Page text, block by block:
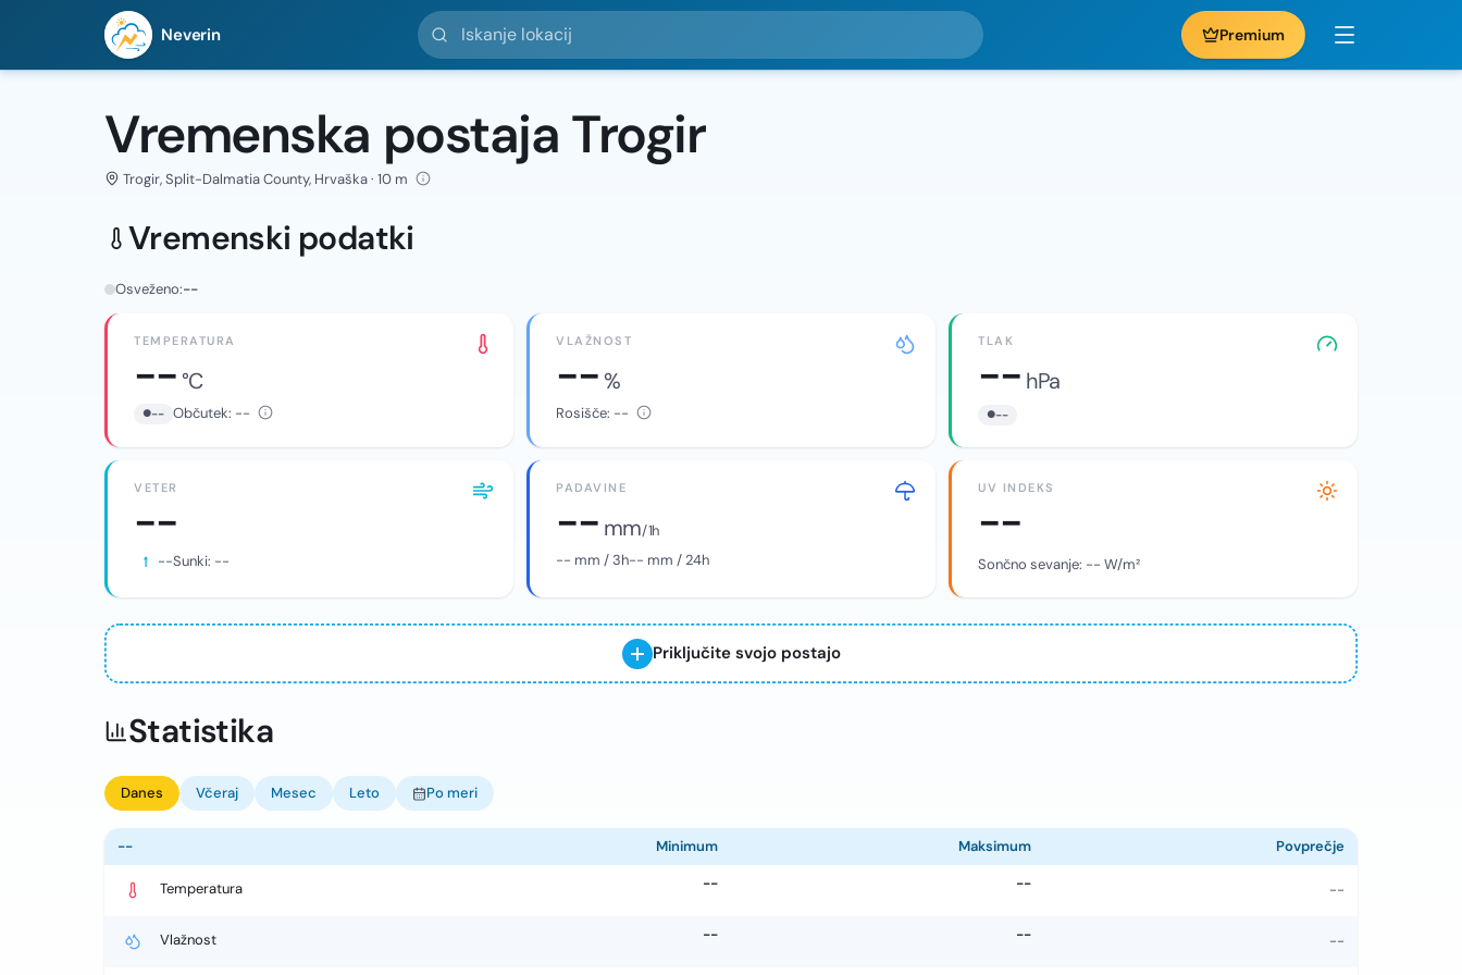
Neverin
Iskanje lokacij
Premium
Vremenska postaja Trogir
Trogir, Split-Dalmatia County, Hrvaška · 10 m
Vremenski podatki
Osveženo:--
TEMPERATURA
--°C
-- Občutek: --
VLAŽNOST
--%
Rosišče: --
TLAK
-- hPa
--
VETER
--
--Sunki: --
PADAVINE
-- mm/ 1h
-- mm / 3h-- mm / 24h
UV INDEKS
--
Sončno sevanje: -- W/m²
Priključite svojo postajo
Statistika
Danes Včeraj Mesec Leto Po meri
-- Minimum Maksimum Povprečje
Temperatura -- -- --
Vlažnost -- -- --